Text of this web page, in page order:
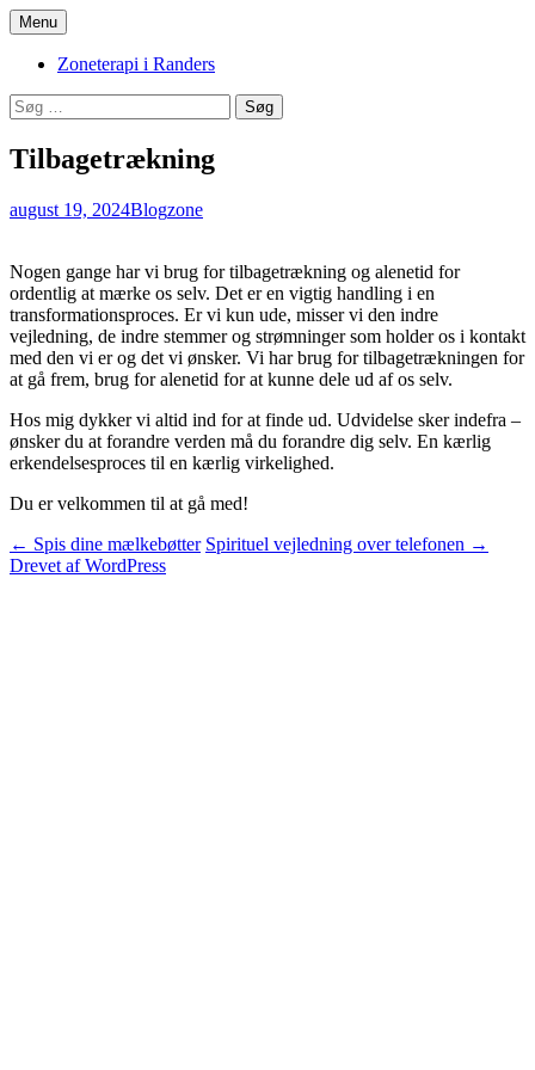
Hop
til
indhold
Stinas Zoneterapi
Menu
Zoneterapi i Randers
Søg
efter:
Tilbagetrækning
august 19, 2024Blogzone
Nogen gange har vi brug for tilbagetrækning og alenetid for
ordentlig at mærke os selv. Det er en vigtig handling i en
transformationsproces. Er vi kun ude, misser vi den indre
vejledning, de indre stemmer og strømninger som holder os i kontakt
med den vi er og det vi ønsker. Vi har brug for tilbagetrækningen for
at gå frem, brug for alenetid for at kunne dele ud af os selv.
Hos mig dykker vi altid ind for at finde ud. Udvidelse sker indefra –
ønsker du at forandre verden må du forandre dig selv. En kærlig
erkendelsesproces til en kærlig virkelighed.
Du er velkommen til at gå med!
Indlægsnavigation
← Spis dine mælkebøtter Spirituel vejledning over telefonen →
Drevet af WordPress